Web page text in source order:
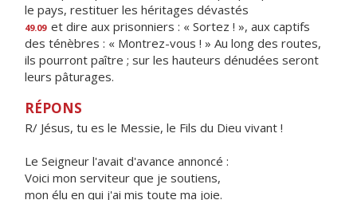
le pays, restituer les héritages dévastés
49.09 et dire aux prisonniers : « Sortez ! », aux captifs
des ténèbres : « Montrez-vous ! » Au long des routes,
ils pourront paître ; sur les hauteurs dénudées seront
leurs pâturages.
RÉPONS
R/ Jésus, tu es le Messie, le Fils du Dieu vivant !
Le Seigneur l'avait d'avance annoncé :
Voici mon serviteur que je soutiens,
mon élu en qui j'ai mis toute ma joie.